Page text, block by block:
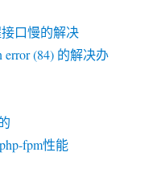
接口慢的解决
error (84) 的解决办
fpm性能